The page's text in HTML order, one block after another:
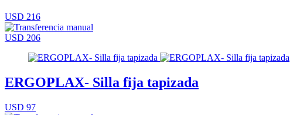
USD 216
USD 206
ERGOPLAX- Silla fija tapizada
USD 97